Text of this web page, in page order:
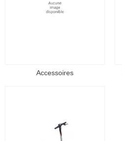
Accessoires